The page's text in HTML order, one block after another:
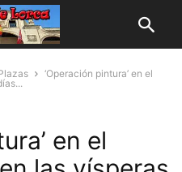
‘Operación pintura’ en el
en el